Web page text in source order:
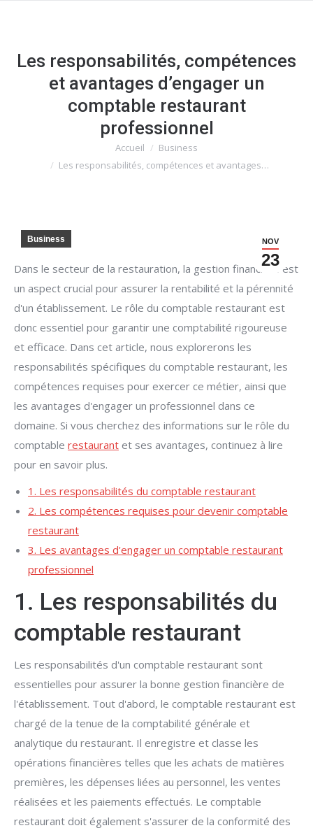
Les responsabilités, compétences
et avantages d’engager un
comptable restaurant
professionnel
Accueil
Business
Les responsabilités, compétences et avantages…
NOV
23
Business
Dans le secteur de la restauration, la gestion financière est
un aspect crucial pour assurer la rentabilité et la pérennité
d'un établissement. Le rôle du comptable restaurant est
donc essentiel pour garantir une comptabilité rigoureuse
et efficace. Dans cet article, nous explorerons les
responsabilités spécifiques du comptable restaurant, les
compétences requises pour exercer ce métier, ainsi que
les avantages d'engager un professionnel dans ce
domaine. Si vous cherchez des informations sur le rôle du
comptable restaurant et ses avantages, continuez à lire
pour en savoir plus.
1. Les responsabilités du comptable restaurant
2. Les compétences requises pour devenir comptable
restaurant
3. Les avantages d'engager un comptable restaurant
professionnel
1. Les responsabilités du
comptable restaurant
Les responsabilités d'un comptable restaurant sont
essentielles pour assurer la bonne gestion financière de
l'établissement. Tout d'abord, le comptable restaurant est
chargé de la tenue de la comptabilité générale et
analytique du restaurant. Il enregistre et classe les
opérations financières telles que les achats de matières
premières, les dépenses liées au personnel, les ventes
réalisées et les paiements effectués. Le comptable
restaurant doit également s'assurer de la conformité des